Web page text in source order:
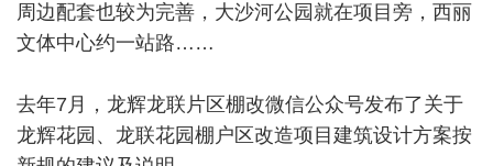
周边配套也较为完善，大沙河公园就在项目旁，西丽
文体中心约一站路……
去年7月，龙辉龙联片区棚改微信公众号发布了关于
龙辉花园、龙联花园棚户区改造项目建筑设计方案按